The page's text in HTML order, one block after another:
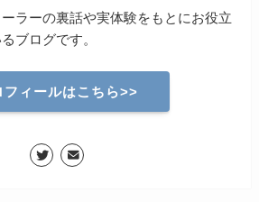
ラーの裏話や実体験をもとにお役立
ブログです。
フィールはこちら>>